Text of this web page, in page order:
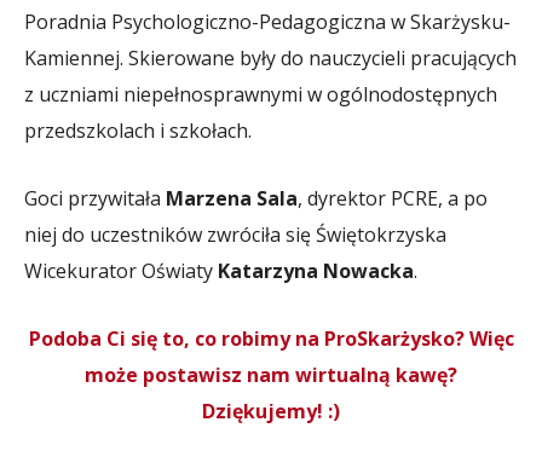
Poradnia Psychologiczno-Pedagogiczna w Skarżysku-
Kamiennej. Skierowane były do nauczycieli pracujących
z uczniami niepełnosprawnymi w ogólnodostępnych
przedszkolach i szkołach.
Goci przywitała Marzena Sala, dyrektor PCRE, a po
niej do uczestników zwróciła się Świętokrzyska
Wicekurator Oświaty Katarzyna Nowacka.
Podoba Ci się to, co robimy na ProSkarżysko? Więc
może postawisz nam wirtualną kawę?
Dziękujemy! :)